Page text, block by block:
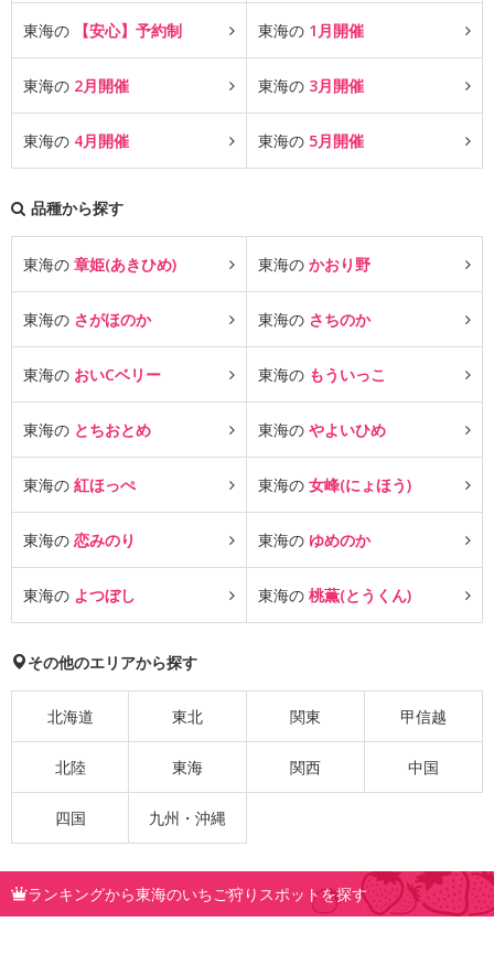
東海の 【安心】予約制 東海の 1月開催
東海の 2月開催 東海の 3月開催
東海の 4月開催 東海の 5月開催
品種から探す
東海の 章姫(あきひめ) 東海の かおり野
東海の さがほのか 東海の さちのか
東海の おいCベリー 東海の もういっこ
東海の とちおとめ 東海の やよいひめ
東海の 紅ほっぺ 東海の 女峰(にょほう)
東海の 恋みのり 東海の ゆめのか
東海の よつぼし 東海の 桃薫(とうくん)
その他のエリアから探す
北海道 東北 関東 甲信越
北陸 東海 関西 中国
四国 九州・沖縄
ランキングから東海のいちご狩りスポットを探す